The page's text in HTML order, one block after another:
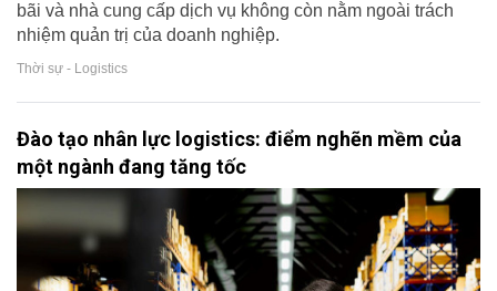
bãi và nhà cung cấp dịch vụ không còn nằm ngoài trách
nhiệm quản trị của doanh nghiệp.
Thời sự - Logistics
Đào tạo nhân lực logistics: điểm nghẽn mềm của
một ngành đang tăng tốc